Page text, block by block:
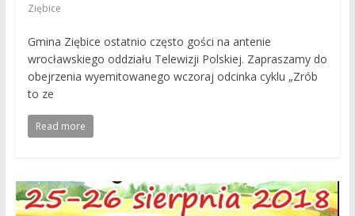
Ziębice
Gmina Ziębice ostatnio często gości na antenie
wrocławskiego oddziału Telewizji Polskiej. Zapraszamy do
obejrzenia wyemitowanego wczoraj odcinka cyklu „Zrób
to ze
Read more